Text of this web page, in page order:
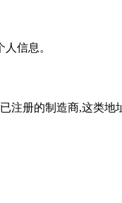
信息。
册的制造商,这类地